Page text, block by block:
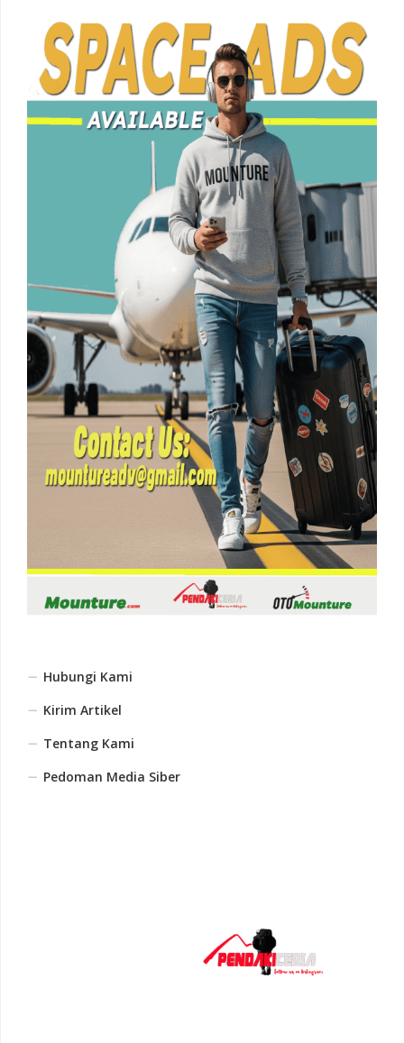
Hubungi Kami
Kirim Artikel
Tentang Kami
Pedoman Media Siber